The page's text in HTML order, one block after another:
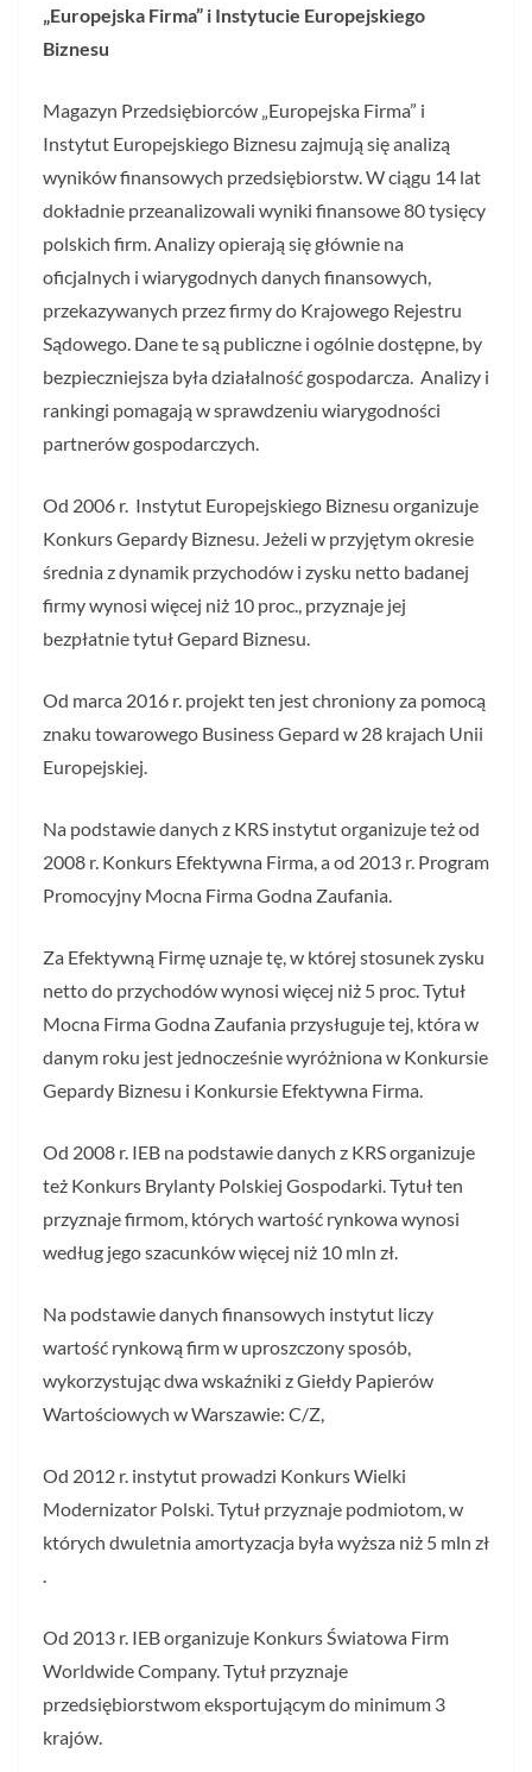
„Europejska Firma” i Instytucie Europejskiego
Biznesu
Magazyn Przedsiębiorców „Europejska Firma” i
Instytut Europejskiego Biznesu zajmują się analizą
wyników finansowych przedsiębiorstw. W ciągu 14 lat
dokładnie przeanalizowali wyniki finansowe 80 tysięcy
polskich firm. Analizy opierają się głównie na
oficjalnych i wiarygodnych danych finansowych,
przekazywanych przez firmy do Krajowego Rejestru
Sądowego. Dane te są publiczne i ogólnie dostępne, by
bezpieczniejsza była działalność gospodarcza. Analizy i
rankingi pomagają w sprawdzeniu wiarygodności
partnerów gospodarczych.
Od 2006 r. Instytut Europejskiego Biznesu organizuje
Konkurs Gepardy Biznesu. Jeżeli w przyjętym okresie
średnia z dynamik przychodów i zysku netto badanej
firmy wynosi więcej niż 10 proc., przyznaje jej
bezpłatnie tytuł Gepard Biznesu.
Od marca 2016 r. projekt ten jest chroniony za pomocą
znaku towarowego Business Gepard w 28 krajach Unii
Europejskiej.
Na podstawie danych z KRS instytut organizuje też od
2008 r. Konkurs Efektywna Firma, a od 2013 r. Program
Promocyjny Mocna Firma Godna Zaufania.
Za Efektywną Firmę uznaje tę, w której stosunek zysku
netto do przychodów wynosi więcej niż 5 proc. Tytuł
Mocna Firma Godna Zaufania przysługuje tej, która w
danym roku jest jednocześnie wyróżniona w Konkursie
Gepardy Biznesu i Konkursie Efektywna Firma.
Od 2008 r. IEB na podstawie danych z KRS organizuje
też Konkurs Brylanty Polskiej Gospodarki. Tytuł ten
przyznaje firmom, których wartość rynkowa wynosi
według jego szacunków więcej niż 10 mln zł.
Na podstawie danych finansowych instytut liczy
wartość rynkową firm w uproszczony sposób,
wykorzystując dwa wskaźniki z Giełdy Papierów
Wartościowych w Warszawie: C/Z,
Od 2012 r. instytut prowadzi Konkurs Wielki
Modernizator Polski. Tytuł przyznaje podmiotom, w
których dwuletnia amortyzacja była wyższa niż 5 mln zł
.
Od 2013 r. IEB organizuje Konkurs Światowa Firm
Worldwide Company. Tytuł przyznaje
przedsiębiorstwom eksportującym do minimum 3
krajów.